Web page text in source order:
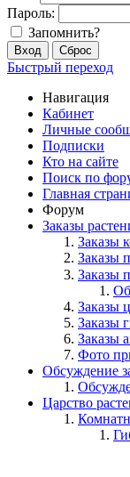
Пароль:
Запомнить?
Быстрый переход
Навигация
Кабинет
Личные
Подписки
Кто на сайте
Поиск по
Главная
Форум
Заказы
Заказы
Заказы
Заказы
Заказы
Заказы
Заказы
Фото
Обсуждение
Царство